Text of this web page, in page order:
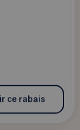
ce rabais